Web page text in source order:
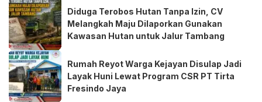
Diduga Terobos Hutan Tanpa Izin, CV
Melangkah Maju Dilaporkan Gunakan
Kawasan Hutan untuk Jalur Tambang
Rumah Reyot Warga Kejayan Disulap Jadi
Layak Huni Lewat Program CSR PT Tirta
Fresindo Jaya